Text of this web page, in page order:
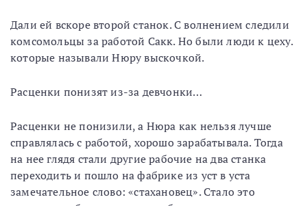
Дали ей вскоре второй станок. С волнением следили
комсомольцы за работой Сакк. Но были люди к цеху.
которые называли Нюру выскочкой.
Расценки понизят из-за девчонки…
Расценки не понизили, а Нюра как нельзя лучше
справлялась с работой, хорошо зарабатывала. Тогда
на нее глядя стали другие рабочие на два станка
переходить и пошло на фабрике из уст в уста
замечательное слово: «стахановец». Стало это